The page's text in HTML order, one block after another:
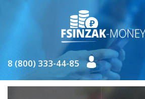
8 (800) 333-44-85